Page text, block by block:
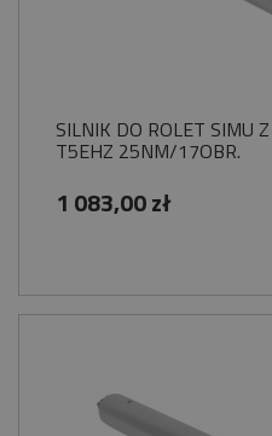
SILNIK DO ROLET SIMU
T5EHZ 25NM/17OBR.
1 083,00 zł